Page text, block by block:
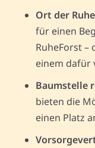
Ort der
für einen
RuheForst
einem dafür
Baumstelle
bieten die
einen Platz